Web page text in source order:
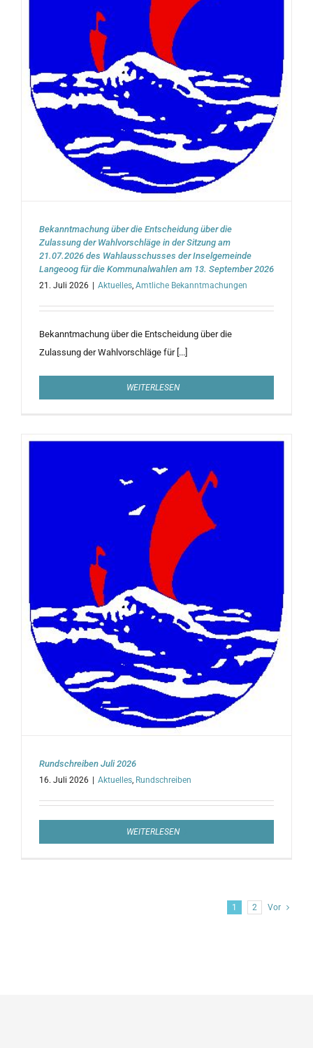
Bekanntmachung über die Entscheidung über die
Zulassung der Wahlvorschläge in der Sitzung am
21.07.2026 des Wahlausschusses der Inselgemeinde
Langeoog für die Kommunalwahlen am 13. September 2026
21. Juli 2026 Aktuelles, Amtliche Bekanntmachungen
Bekanntmachung über die Entscheidung über die
Zulassung der Wahlvorschläge für [...]
WEITERLESEN
Rundschreiben Juli 2026
16. Juli 2026 Aktuelles, Rundschreiben
WEITERLESEN
1 2 Vor